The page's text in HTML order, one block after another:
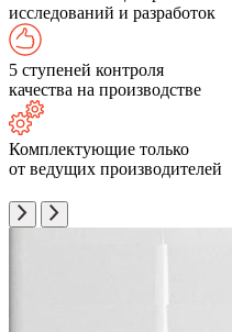
исследований и разработок
5 ступеней контроля
качества на производстве
Комплектующие только
от ведущих производителей